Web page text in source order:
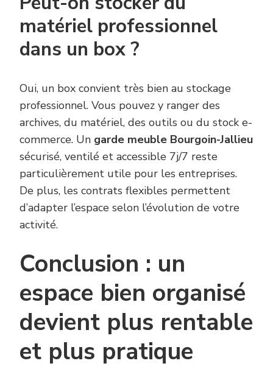
matériel professionnel
dans un box ?
Oui, un box convient très bien au stockage
professionnel. Vous pouvez y ranger des
archives, du matériel, des outils ou du stock e-
commerce. Un garde meuble Bourgoin-Jallieu
sécurisé, ventilé et accessible 7j/7 reste
particulièrement utile pour les entreprises.
De plus, les contrats flexibles permettent
d’adapter l’espace selon l’évolution de votre
activité.
Conclusion : un
espace bien organisé
devient plus rentable
et plus pratique